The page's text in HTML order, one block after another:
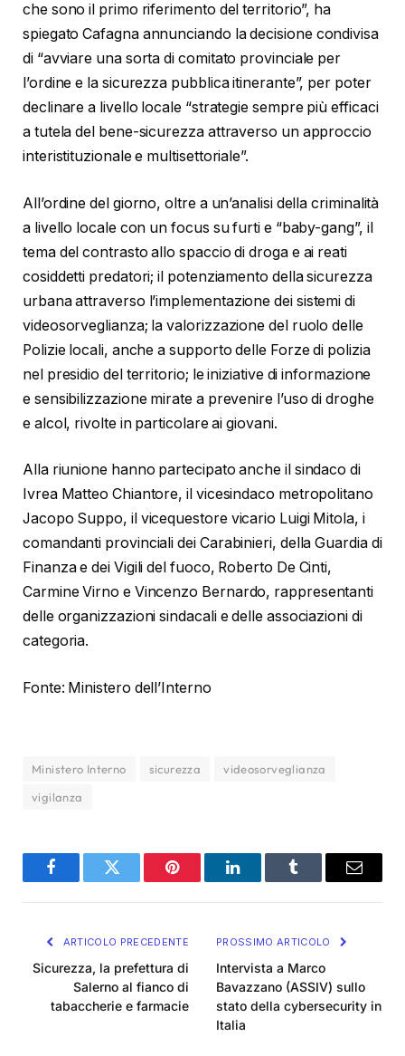
che sono il primo riferimento del territorio”, ha
spiegato Cafagna annunciando la decisione condivisa
di “avviare una sorta di comitato provinciale per
l’ordine e la sicurezza pubblica itinerante”, per poter
declinare a livello locale “strategie sempre più efficaci
a tutela del bene-sicurezza attraverso un approccio
interistituzionale e multisettoriale”.
All’ordine del giorno, oltre a un’analisi della criminalità
a livello locale con un focus su furti e “baby-gang”, il
tema del contrasto allo spaccio di droga e ai reati
cosiddetti predatori; il potenziamento della sicurezza
urbana attraverso l’implementazione dei sistemi di
videosorveglianza; la valorizzazione del ruolo delle
Polizie locali, anche a supporto delle Forze di polizia
nel presidio del territorio; le iniziative di informazione
e sensibilizzazione mirate a prevenire l’uso di droghe
e alcol, rivolte in particolare ai giovani.
Alla riunione hanno partecipato anche il sindaco di
Ivrea Matteo Chiantore, il vicesindaco metropolitano
Jacopo Suppo, il vicequestore vicario Luigi Mitola, i
comandanti provinciali dei Carabinieri, della Guardia di
Finanza e dei Vigili del fuoco, Roberto De Cinti,
Carmine Virno e Vincenzo Bernardo, rappresentanti
delle organizzazioni sindacali e delle associazioni di
categoria.
Fonte: Ministero dell’Interno
Ministero Interno sicurezza
videosorveglianza
vigilanza
FacebookTwitter Pinterest LinkedInTumblr Email
ARTICOLO PRECEDENTE
Sicurezza, la prefettura di
Salerno al fianco di
tabaccherie e farmacie
PROSSIMO ARTICOLO
Intervista a Marco
Bavazzano (ASSIV) sullo
stato della cybersecurity in
Italia